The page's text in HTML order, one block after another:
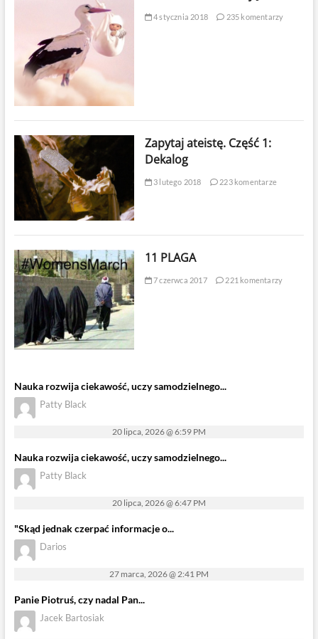
4 stycznia 2018 235 komentarzy
Zapytaj ateistę. Część 1:
Dekalog
3 lutego 2018 223 komentarze
11 PLAGA
7 czerwca 2017 221 komentarzy
Nauka rozwija ciekawość, uczy samodzielnego...
Patty Black
20 lipca, 2026 @ 6:59 PM
Nauka rozwija ciekawość, uczy samodzielnego...
Patty Black
20 lipca, 2026 @ 6:47 PM
"Skąd jednak czerpać informacje o...
Darios
27 marca, 2026 @ 2:41 PM
Panie Piotruś, czy nadal Pan...
Jacek Bartosiak